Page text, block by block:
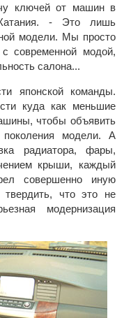
ключей от машин в
Катания. - Это лишь
модели. Мы просто
современной модой,
салона...
японской команды.
куда как меньшие
чтобы объявить
поколения модели. А
радиатора, фары,
крыши, каждый
совершенно иную
что это не
модернизация